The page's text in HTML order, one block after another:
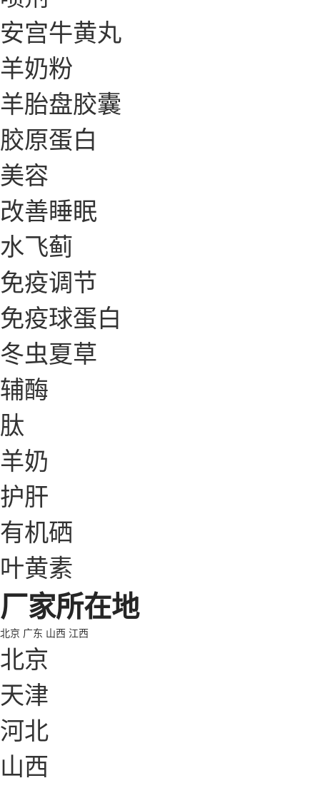
安宫牛黄丸
羊奶粉
羊胎盘胶囊
胶原蛋白
美容
改善睡眠
水飞蓟
免疫调节
免疫球蛋白
冬虫夏草
辅酶
肽
羊奶
护肝
有机硒
叶黄素
厂家所在地
北京 广东 山西 江西
北京
天津
河北
山西